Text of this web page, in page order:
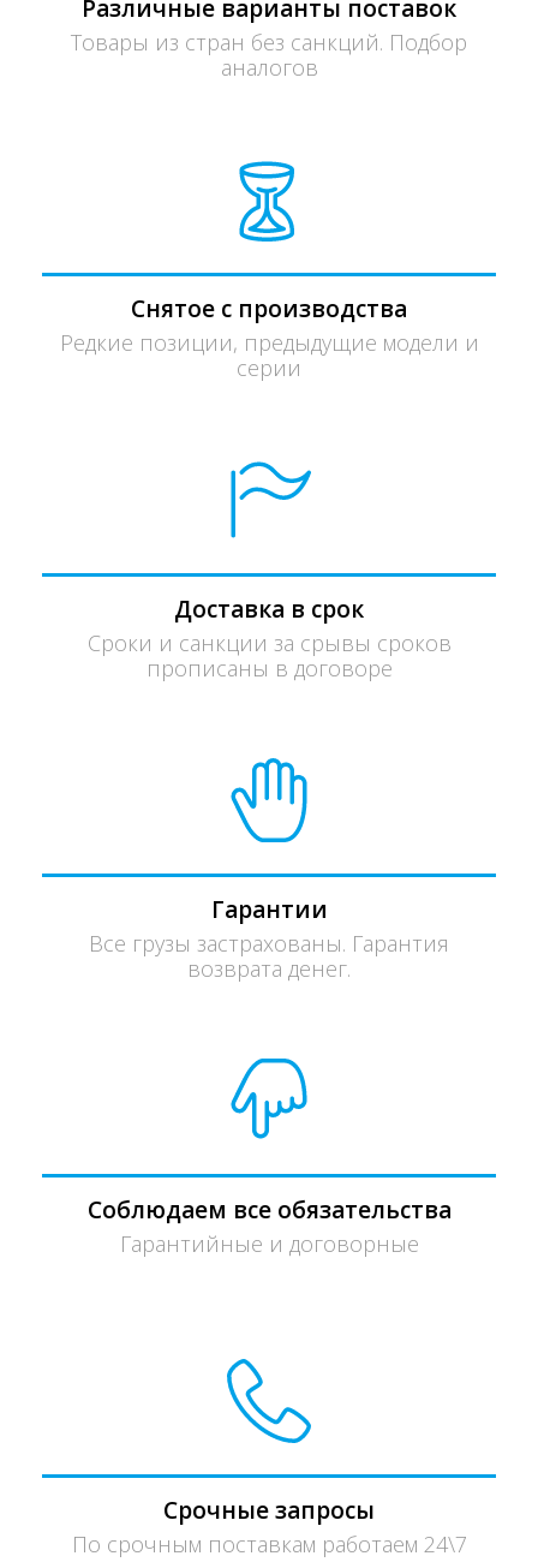
Различные варианты поставок
Товары из стран без санкций. Подбор
аналогов
Снятое с производства
Редкие позиции, предыдущие модели и
серии
Доставка в срок
Сроки и санкции за срывы сроков
прописаны в договоре
Гарантии
Все грузы застрахованы. Гарантия
возврата денег.
Соблюдаем все обязательства
Гарантийные и договорные
Срочные запросы
По срочным поставкам работаем 24\7